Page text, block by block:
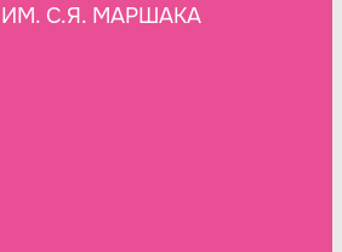
ИМ. С.Я. МАРШАКА